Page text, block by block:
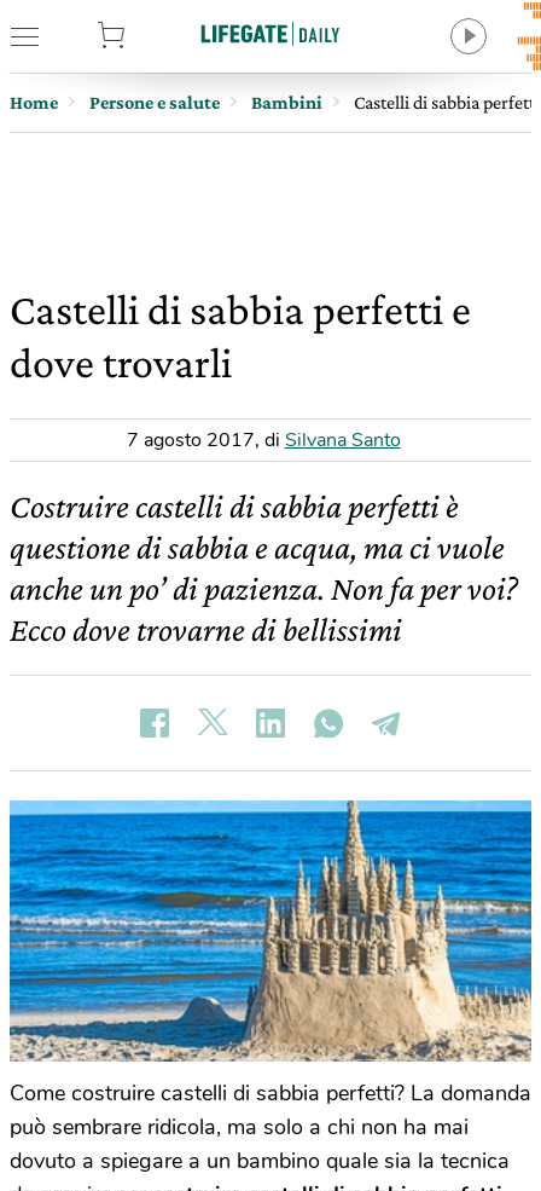
Home Persone e salute Bambini Castelli di sabbia
Castelli di sabbia perfetti e
dove trovarli
7 agosto 2017, di Silvana Santo
Costruire castelli di sabbia perfetti è
questione di sabbia e acqua, ma ci vuole
anche un po’ di pazienza. Non fa per voi?
Ecco dove trovarne di bellissimi
Come costruire castelli di sabbia perfetti? La domanda
può sembrare ridicola, ma solo a chi non ha mai
dovuto a spiegare a un bambino quale sia la tecnica